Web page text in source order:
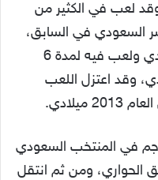
1983 ميلادي، وقد لعب في الكثير من
السعودي في السابق،
وقد انتقل إلى نادي الهلال السعودي ولعب فيه لمدة 6
العام 2012 ميلادي، وقد اعتزل اللعب
في المنتخب السعودي
الحواري، ومن ثم انتقل